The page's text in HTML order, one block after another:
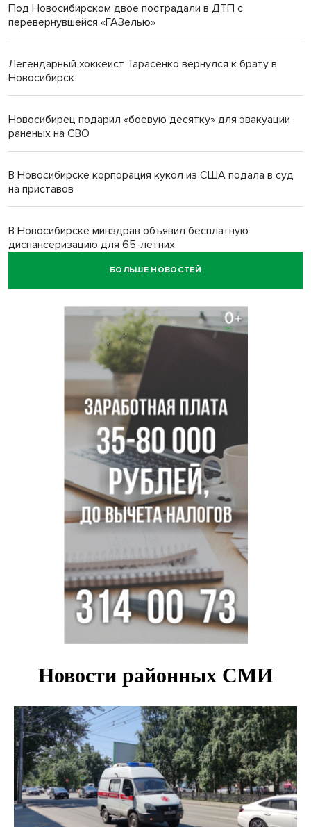
Под Новосибирском двое пострадали в ДТП с
перевернувшейся «ГАЗелью»
Легендарный хоккеист Тарасенко вернулся к брату в
Новосибирск
Новосибирец подарил «боевую десятку» для эвакуации
раненых на СВО
В Новосибирске корпорация кукол из США подала в суд
на приставов
В Новосибирске минздрав объявил бесплатную
диспансеризацию для 65-летних
БОЛЬШЕ НОВОСТЕЙ